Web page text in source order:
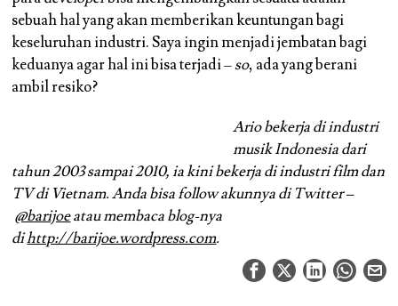
sebuah hal yang akan memberikan keuntungan bagi
keseluruhan industri. Saya ingin menjadi jembatan bagi
keduanya agar hal ini bisa terjadi –so, ada yang berani
ambil resiko?
Ario bekerja di industri
musik Indonesia dari
tahun 2003 sampai 2010, ia kini bekerja di industri film dan
TV di Vietnam. Anda bisa follow akunnya di Twitter –
@barijoeatau membaca blog-nya
dihttp://barijoe.wordpress.com.